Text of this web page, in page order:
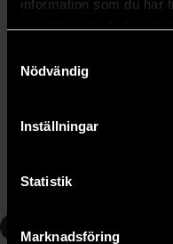
information som du har
Nödvändig
Inställningar
Statistik
Marknadsföring
275 kr
Beställ